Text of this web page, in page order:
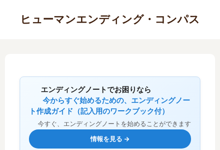
ヒューマンエンディング・コンパス
エンディングノートでお困りなら
今からすぐ始めるための、エンディングノー
ト作成ガイド（記入用のワークブック付）
今すぐ、エンディングノートを始めることができます
情報を見る →